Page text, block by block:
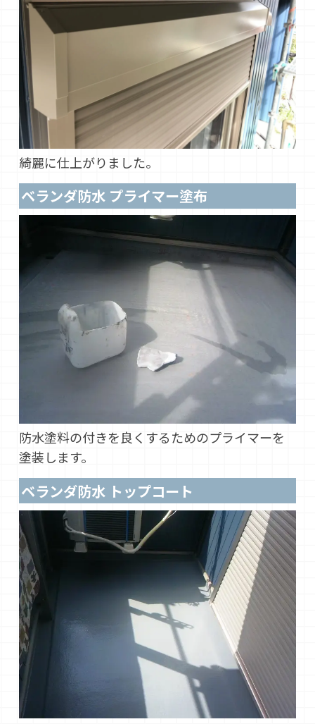
綺麗に仕上がりました。
ベランダ防水 プライマー塗布
防水塗料の付きを良くするためのプライマーを
塗装します。
ベランダ防水 トップコート